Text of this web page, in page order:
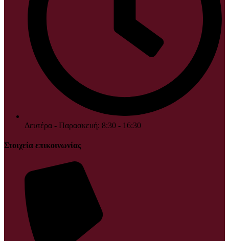
Δευτέρα - Παρασκευή: 8:30 - 16:30
Στοιχεία επικοινωνίας